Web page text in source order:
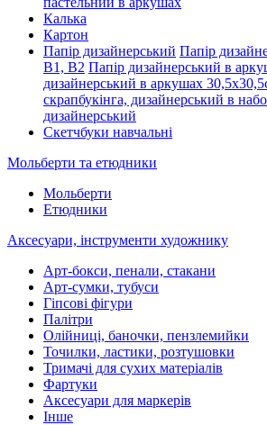
Калька
Картон
Папір дизайнерський Папір
В1, В2 Папір дизайнерський в
дизайнерський в аркушах
скрапбукінга, дизайнерський в
дизайнерський
Скетчбуки навчальні
Мольберти та етюдники
Мольберти
Етюдники
Аксесуари, інструменти художнику
Арт-бокси, пенали, стакани
Арт-сумки, тубуси
Гіпсові фігури
Палітри
Олійниці, баночки, пензлемийки
Точилки, ластики, розтушовки
Тримачі для сухих матеріалів
Фартуки
Аксесуари для маркерів
Інше